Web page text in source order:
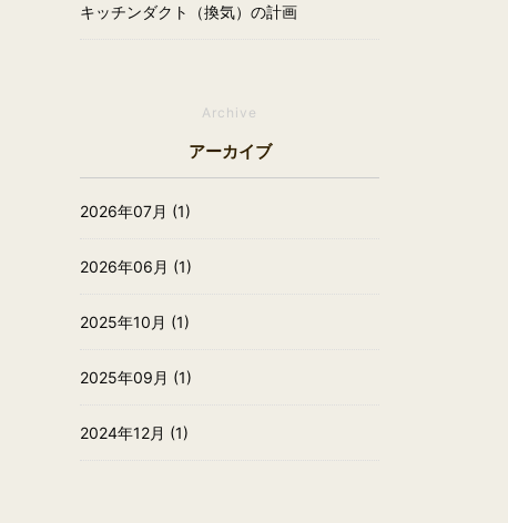
キッチンダクト（換気）の計画
Archive
アーカイブ
2026年07月 (1)
2026年06月 (1)
2025年10月 (1)
2025年09月 (1)
2024年12月 (1)